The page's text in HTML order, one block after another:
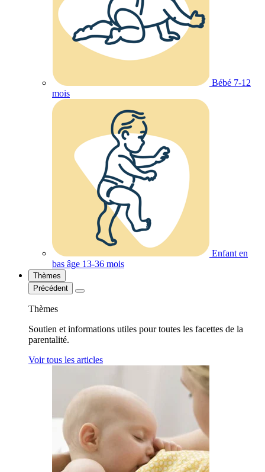
Bébé 7-12
mois
Enfant en
bas âge 13-36 mois
Thèmes
Précédent
Thèmes
Soutien et informations utiles pour toutes les facettes de la
parentalité.
Voir tous les articles